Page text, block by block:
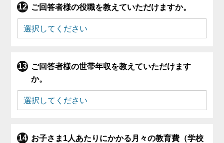
ご回答者様の役職を教えていただけますか。
ご回答者様の世帯年収を教えていただけます
か。
お子さま1人あたりにかかる月々の教育費（学校